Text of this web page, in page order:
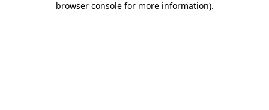
browser console for more information).